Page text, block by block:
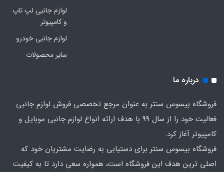
لوازم جانبی لپ تاپ
و کامپیوتر
لوازم جانبی خودرو
سایر محصولات
درباره ما
فروشگاه بیسوس سنتر به عنوان مرجع تخصصی فروش لوازم جانبی
فعالیت خود را از سال 99 با هدف ارائه انواع لوازم جانبی موبایل و
کامپیوتر آغاز کرد.
فروشگاه بیسوس سنتر برای دستیابی به رضایت مشتریان خود که
اصلی‌ ترین هدف این فروشگاه است، همواره سعی دارد تا به کیفیت